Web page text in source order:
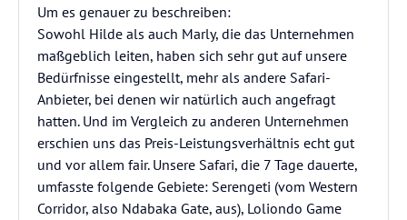
Um es genauer zu beschreiben:
Sowohl Hilde als auch Marly, die das Unternehmen
maßgeblich leiten, haben sich sehr gut auf unsere
Bedürfnisse eingestellt, mehr als andere Safari-
Anbieter, bei denen wir natürlich auch angefragt
hatten. Und im Vergleich zu anderen Unternehmen
erschien uns das Preis-Leistungsverhältnis echt gut
und vor allem fair. Unsere Safari, die 7 Tage dauerte,
umfasste folgende Gebiete: Serengeti (vom Western
Corridor, also Ndabaka Gate, aus), Loliondo Game